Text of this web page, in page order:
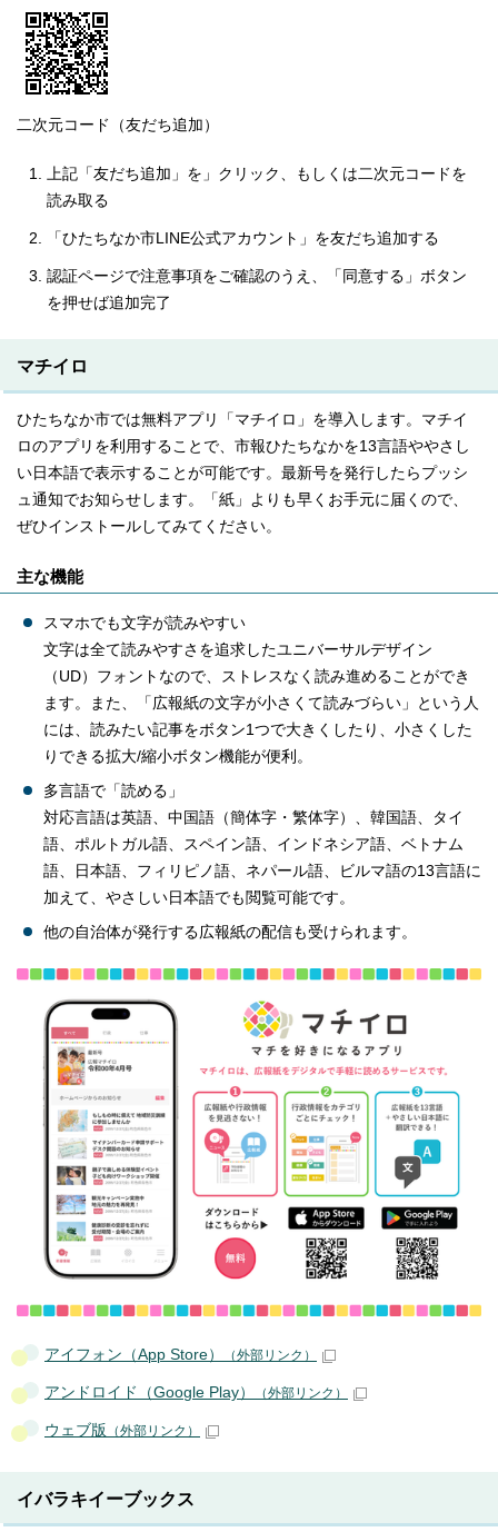
二次元コード（友だち追加）
上記「友だち追加」を」クリック、もしくは二次元コードを
読み取る
「ひたちなか市LINE公式アカウント」を友だち追加する
認証ページで注意事項をご確認のうえ、「同意する」ボタン
を押せば追加完了
マチイロ
ひたちなか市では無料アプリ「マチイロ」を導入します。マチイ
ロのアプリを利用することで、市報ひたちなかを13言語ややさし
い日本語で表示することが可能です。最新号を発行したらプッシ
ュ通知でお知らせします。「紙」よりも早くお手元に届くので、
ぜひインストールしてみてください。
主な機能
スマホでも文字が読みやすい
文字は全て読みやすさを追求したユニバーサルデザイン
（UD）フォントなので、ストレスなく読み進めることができ
ます。また、「広報紙の文字が小さくて読みづらい」という人
には、読みたい記事をボタン1つで大きくしたり、小さくした
りできる拡大/縮小ボタン機能が便利。
多言語で「読める」
対応言語は英語、中国語（簡体字・繁体字）、韓国語、タイ
語、ポルトガル語、スペイン語、インドネシア語、ベトナム
語、日本語、フィリピノ語、ネパール語、ビルマ語の13言語に
加えて、やさしい日本語でも閲覧可能です。
他の自治体が発行する広報紙の配信も受けられます。
アイフォン（App Store） （外部リンク）
アンドロイド（Google Play） （外部リンク）
ウェブ版 （外部リンク）
イバラキイーブックス